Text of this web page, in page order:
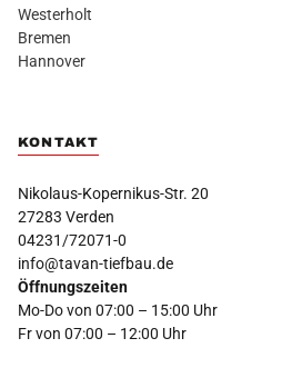
Westerholt
Bremen
Hannover
KONTAKT
Nikolaus-Kopernikus-Str. 20
27283 Verden
04231/72071-0
info@tavan-tiefbau.de
Öffnungszeiten
Mo-Do von 07:00 – 15:00 Uhr
Fr von 07:00 – 12:00 Uhr